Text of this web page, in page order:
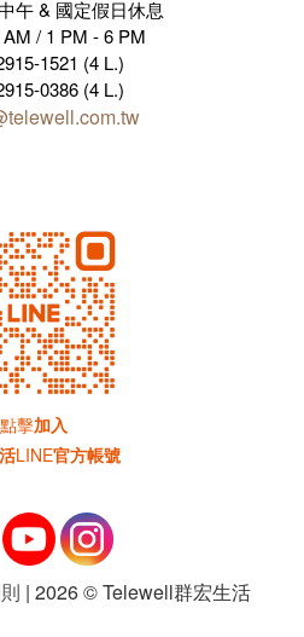
午 & 國定假日休息
/ 1 PM - 6 PM
1521 (4 L.)
0386 (4 L.)
點擊加入
LINE官方帳號
| 2026 © Telewell群宏生活